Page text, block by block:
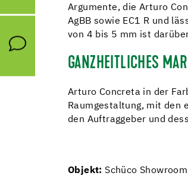
Argumente, die Arturo
AgBB sowie EC1 R und
von 4 bis 5 mm ist
GANZHEITLICHES
Arturo Concreta in der
Raumgestaltung, mit den
den Auftraggeber und
Objekt:Schüco